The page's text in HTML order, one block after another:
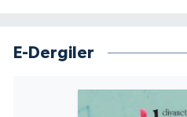
E-Dergiler
Yozgat Müftülüğü
Zonguldak Müftülüğü